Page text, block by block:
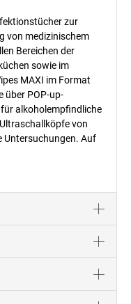
zur
von medizinischem
Bereichen der
sowie im
MAXI im Format
über POP-up-
alkoholempfindliche
von
Untersuchungen. Auf